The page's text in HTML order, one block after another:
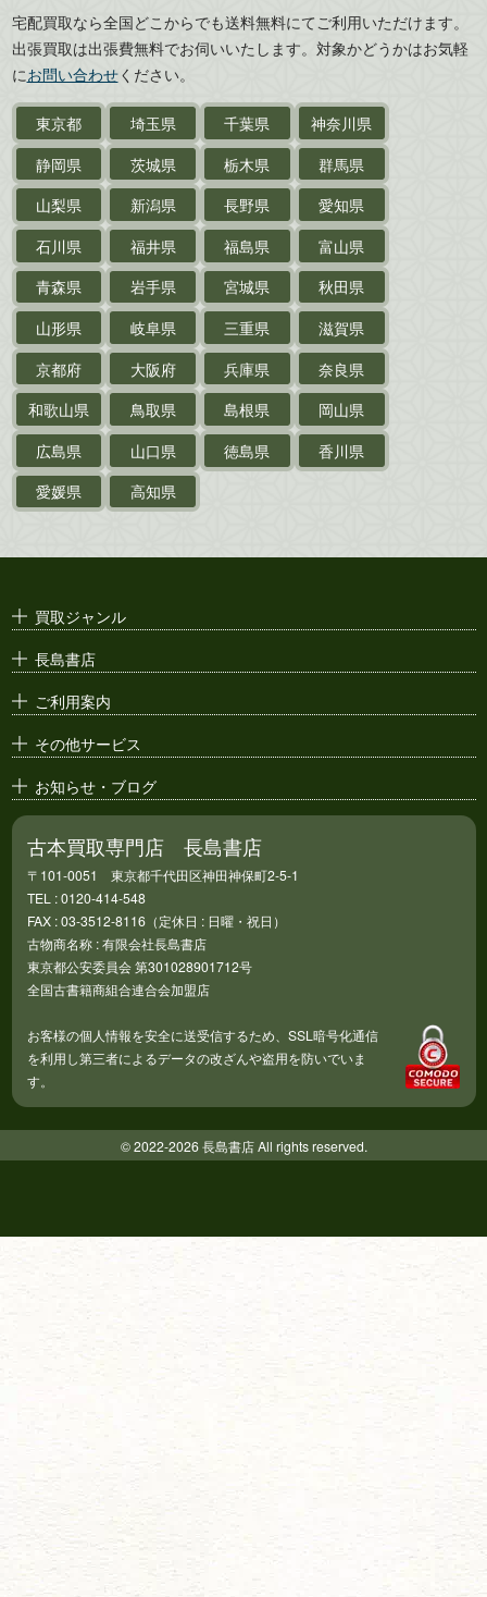
武道書・武術書
近代文学・
サイン色紙
作家草稿・原稿・肉筆物
探偵小説・推理小説
乗物
鉄道・
電車・バス
戦前・戦中の紙物・資料
絵葉書
支那・満洲・朝鮮・
台湾関係古資料
ポスター・チラシ・
徳島県
香川県
愛媛県
宅配買取なら全国どこからでも送料無料にてご利用いただけます。
出張買取は出張費無料でお伺いいたします。対象かどうかはお気軽
にお問い合わせください。
東京都 埼玉県 千葉県
神奈川県
静岡県
茨城県 栃木県
群馬県
山梨県
新潟県 長野県
愛知県
石川県
福井県 福島県
富山県
青森県
岩手県 宮城県
秋田県
山形県
岐阜県 三重県
滋賀県
京都府
大阪府 兵庫県
奈良県
和歌山県
鳥取県 島根県
岡山県
広島県
山口県 徳島県
香川県
愛媛県
高知県
買取ジャンル
長島書店
ご利用案内
その他サービス
お知らせ・ブログ
古本買取専門店 長島書店
〒101-0051 東京都千代田区神田神保町2-5-1
TEL : 0120-414-548
FAX : 03-3512-8116（定休日 : 日曜・祝日）
古物商名称 : 有限会社長島書店
東京都公安委員会 第301028901712号
全国古書籍商組合連合会加盟店
お客様の個人情報を安全に送受信するため、SSL暗号化通信
を利用し第三者によるデータの改ざんや盗用を防いでいま
す。
© 2022-2026 長島書店 All rights reserved.